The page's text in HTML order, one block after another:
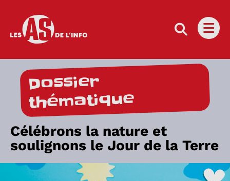
Les as de l'info
Dossier
thématique
Célébrons la nature et
soulignons le Jour de la Terre